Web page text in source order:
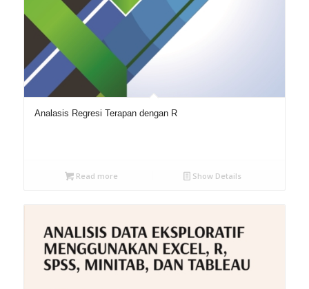
Analasis Regresi Terapan dengan R
Read more Show Details